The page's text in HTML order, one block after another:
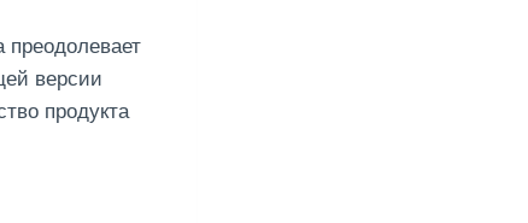
версии
продукта